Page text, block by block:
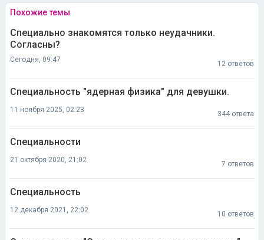
Похожие темы
Специально знакомятся только неудачники.
Согласны?
Сегодня, 09:47
12 ответов
Специальность "ядерная физика" для девушки.
11 ноября 2025, 02:23
344 ответа
Специальности
21 октября 2020, 21:02
7 ответов
Специальность
12 декабря 2021, 22:02
10 ответов